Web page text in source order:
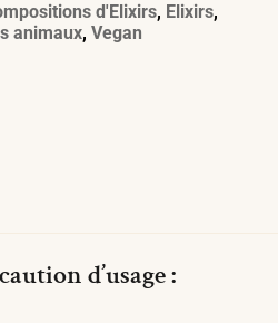
d'Elixirs, Elixirs,
animaux, Vegan
d’usage :